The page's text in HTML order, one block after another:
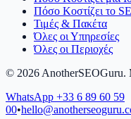
Πόσο Κοστίζει το
Τιμές & Πακέτα
Όλες οι Υπηρεσίες
Όλες οι Περιοχές
© 2026 AnotherSEOGuru.
WhatsApp +33 6 89 60 59
00•